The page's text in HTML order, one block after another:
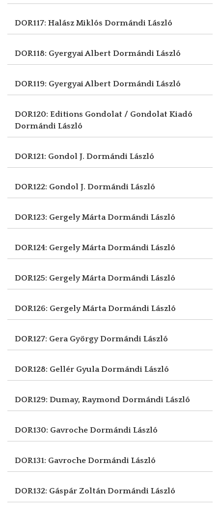
DOR117: Halász Miklós Dormándi László
DOR118: Gyergyai Albert Dormándi László
DOR119: Gyergyai Albert Dormándi László
DOR120: Editions Gondolat / Gondolat Kiadó
Dormándi László
DOR121: Gondol J. Dormándi László
DOR122: Gondol J. Dormándi László
DOR123: Gergely MártaDormándi László
DOR124: Gergely MártaDormándi László
DOR125: Gergely MártaDormándi László
DOR126: Gergely MártaDormándi László
DOR127: Gera GyörgyDormándi László
DOR128: Gellér GyulaDormándi László
DOR129: Dumay, Raymond Dormándi László
DOR130: Gavroche Dormándi László
DOR131: Gavroche Dormándi László
DOR132: Gáspár ZoltánDormándi László